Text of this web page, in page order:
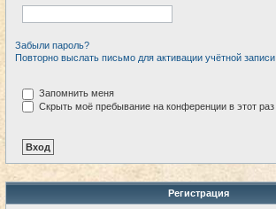
Забыли пароль?
Повторно выслать письмо для активации учётной записи
Запомнить меня
Скрыть моё пребывание на конференции в этот раз
Регистрация